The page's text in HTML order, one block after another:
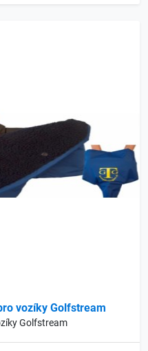
vozíky Golfstream
Golfstream